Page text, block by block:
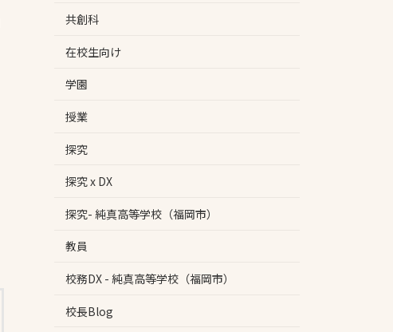
共創科
在校生向け
学園
授業
探究
探究 x DX
探究- 純真高等学校（福岡市）
教員
校務DX - 純真高等学校（福岡市）
校長Blog